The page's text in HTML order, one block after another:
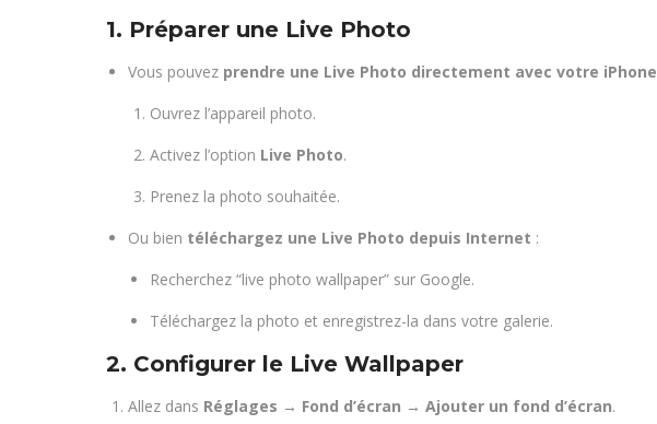
1. Préparer une Live Photo
Vous pouvez prendre une Live Photo directement avec votre iPhone
Ouvrez l’appareil photo.
Activez l’option Live Photo.
Prenez la photo souhaitée.
Ou bien téléchargez une Live Photo depuis Internet :
Recherchez “live photo wallpaper” sur Google.
Téléchargez la photo et enregistrez-la dans votre galerie.
2. Configurer le Live Wallpaper
Allez dans Réglages → Fond d’écran → Ajouter un fond d’écran.